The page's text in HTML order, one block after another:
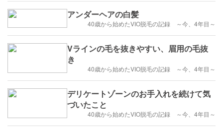
アンダーヘアの白髪
40歳から始めたVIO脱毛の記録 ～今、4年目～
Vラインの毛を抜きやすい、眉用の毛抜
き
40歳から始めたVIO脱毛の記録 ～今、4年目～
デリケートゾーンのお手入れを続けて気
づいたこと
40歳から始めたVIO脱毛の記録 ～今、4年目～